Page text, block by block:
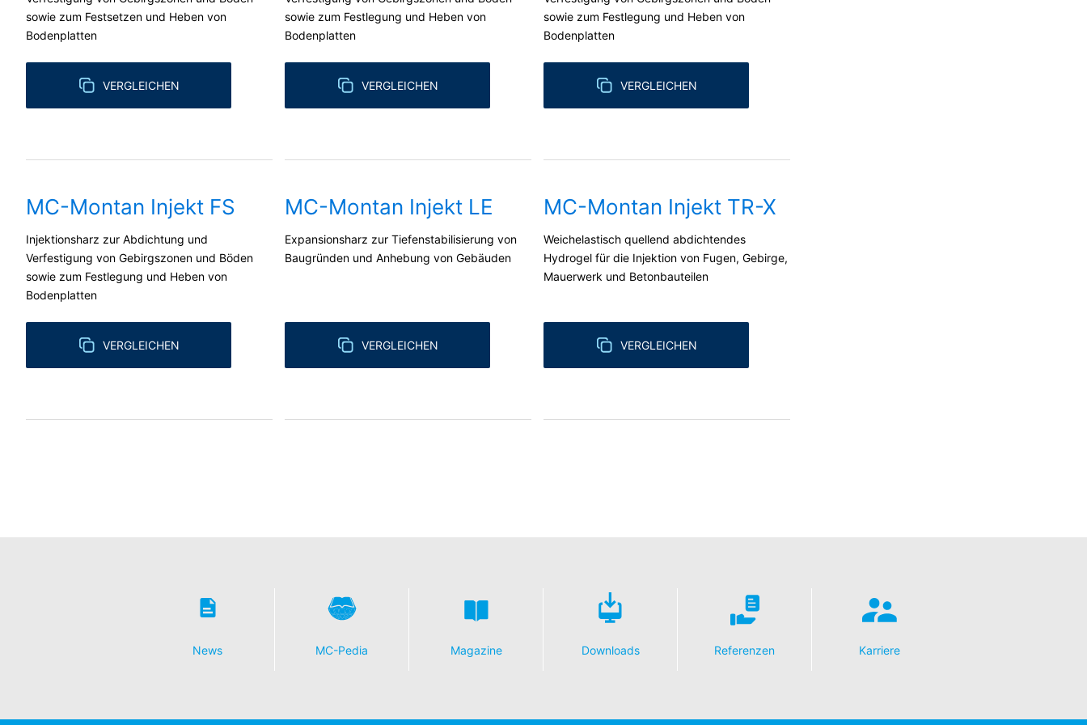
sowie zum Festsetzen und Heben von
Bodenplatten
VERGLEICHEN
sowie zum Festlegung und Heben von
Bodenplatten
VERGLEICHEN
sowie zum Festlegung und Heben von
Bodenplatten
VERGLEICHEN
MC-Montan Injekt FS
Injektionsharz zur Abdichtung und
Verfestigung von Gebirgszonen und Böden
sowie zum Festlegung und Heben von
Bodenplatten
VERGLEICHEN
MC-Montan Injekt LE
Expansionsharz zur Tiefenstabilisierung von
Baugründen und Anhebung von Gebäuden
VERGLEICHEN
MC-Montan Injekt TR-X
Weichelastisch quellend abdichtendes
Hydrogel für die Injektion von Fugen, Gebirge,
Mauerwerk und Betonbauteilen
VERGLEICHEN
News MC-Pedia Magazine Downloads Referenzen Karriere